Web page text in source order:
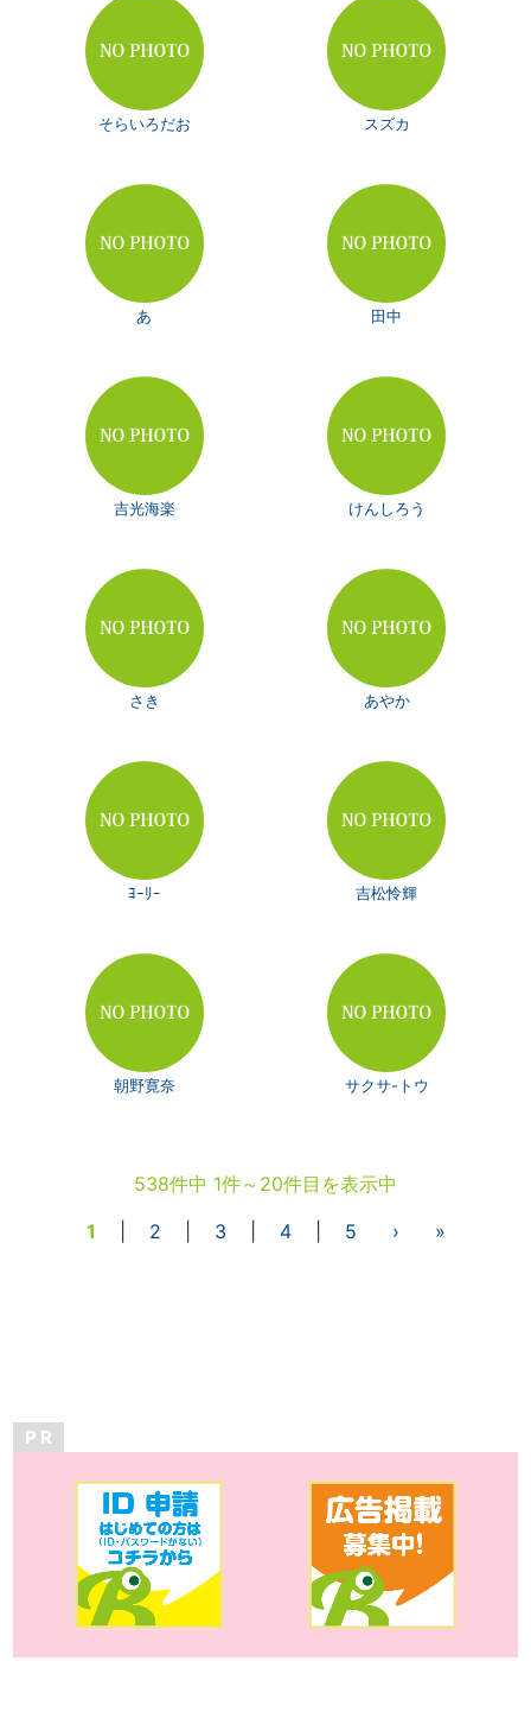
そらいろだお スズカ
あ 田中
吉光海楽 けんしろう
さき あやか
ﾖｰﾘｰ 吉松怜輝
朝野寛奈 サクサ-トウ
538件中 1件～20件目を表示中
1
2 3 4| 5 › »
P R